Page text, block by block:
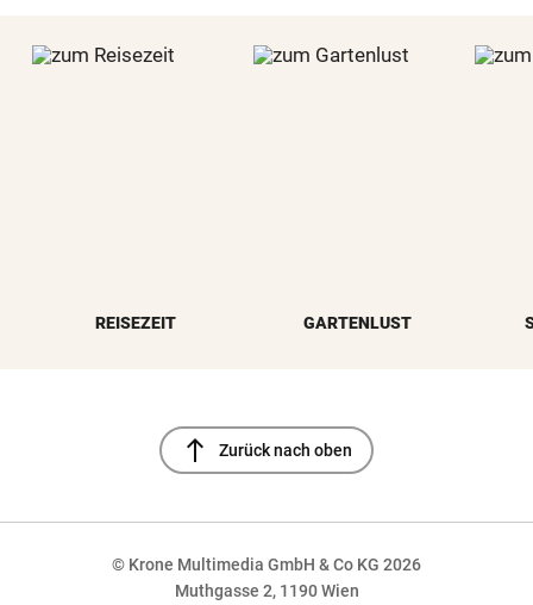
REISEZEIT GARTENLUST
north Zurück nach oben
© Krone Multimedia GmbH & Co KG 2026
Muthgasse 2, 1190 Wien